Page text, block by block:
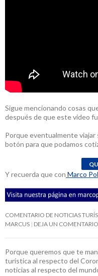
Sigue mencionando cosas
después de que este video
Porque eventualmente viajar
botón para que podamos
Y recuerda que con Marco
COMENTARIO DE NOTICIAS
MARCUS DEJA UN COMENTARIO
Porque queremos que te
turística al respecto del
noticias al respecto del